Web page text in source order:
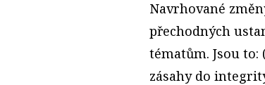
Navrhované
přechodných
tématům. Jsou
zásahy do